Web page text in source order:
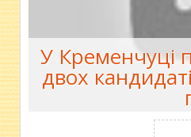
У Кременчуці
двох